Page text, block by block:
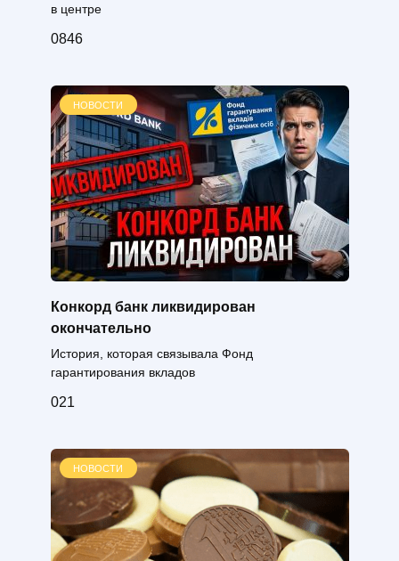
в центре
0846
НОВОСТИ
Конкорд банк ликвидирован
окончательно
История, которая связывала Фонд
гарантирования вкладов
021
НОВОСТИ